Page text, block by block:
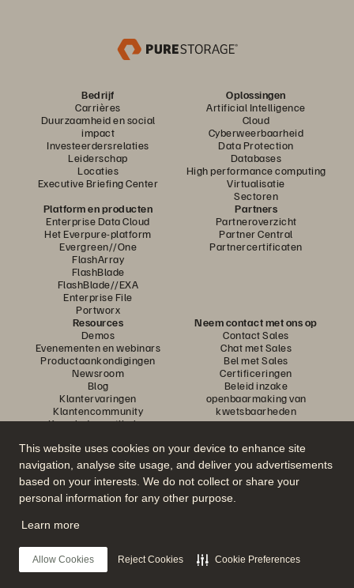
This website uses cookies on your device to enhance site
navigation, analyse site usage, and deliver you advertisements
based on your interests. We do not collect or share your
personal information for any other purpose.
Learn more
Allow Cookies Reject Cookies Cookie Preferences
Bedrijf
Carrières
Duurzaamheid en social
impact
Investeerdersrelaties
Leiderschap
Locaties
Executive Briefing Center
Oplossingen
Artificial Intelligence
Cloud
Cyberweerbaarheid
Data Protection
Databases
High performance computing
Virtualisatie
Sectoren
Platform en producten
Enterprise Data Cloud
Het Everpure-platform
Evergreen//One
FlashArray
FlashBlade
FlashBlade//EXA
Enterprise File
Portworx
Partners
Partneroverzicht
Partner Central
Partnercertificaten
Resources
Demos
Evenementen en webinars
Productaankondigingen
Newsroom
Blog
Klantervaringen
Klantencommunity
Knowledge-artikelen
Neem contact met ons op
Contact Sales
Chat met Sales
Bel met Sales
Certificeringen
Beleid inzake
openbaarmaking van
kwetsbaarheden
Neem deel aan het gesprek
Volg alle officiële sociale kanalen van Everpure
© 2026 Everpure, Inc. Alle rechten voorbehouden.
PrivacyAlgemene voorwaarden websiteLegalVertrouwenscentrum